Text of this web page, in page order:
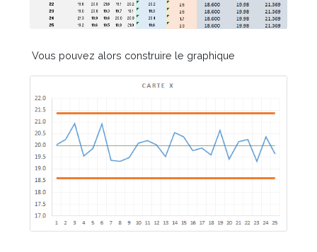
Vous pouvez alors construire le graphique